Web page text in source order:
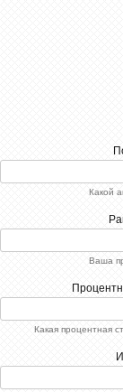
Какой
Ваша
Какая процентная